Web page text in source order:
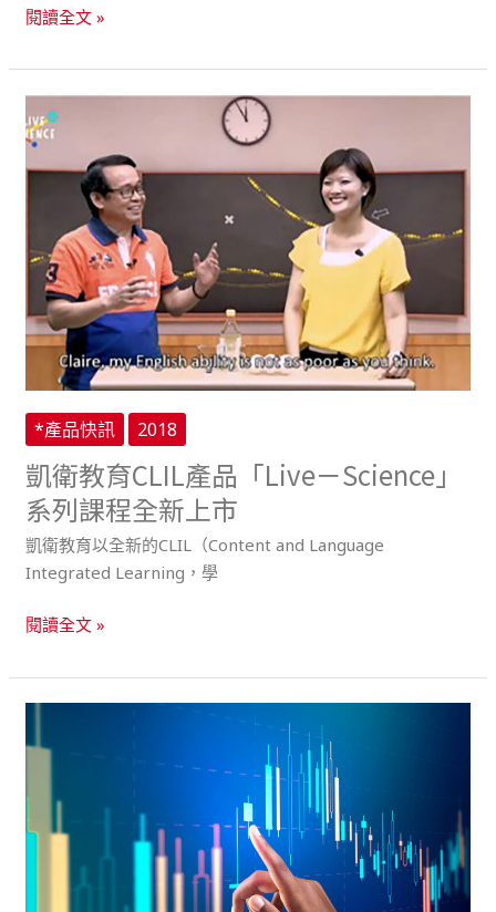
閱讀全文 »
*產品快訊 2018
凱衛教育CLIL產品「Live－Science」
系列課程全新上市
凱衛教育以全新的CLIL（Content and Language
Integrated Learning，學
衛
教
產
品
「Live
－
Science」
列
課
程
全
新
上
市
閱讀全文 »
一
快
速